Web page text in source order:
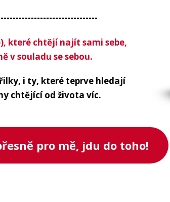
které chtějí najít sami sebe,
v souladu se sebou.
i ty, které teprve hledají
chtějící od života víc.
pro mě, jdu do toho!